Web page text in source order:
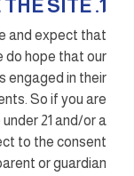
1. WHO CAN USE THE SITE
and expect that
do hope that our
engaged in their
So if you are
21 and/or a
to the consent
or guardian.